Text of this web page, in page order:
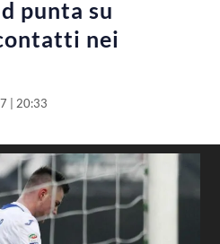
punta su
nei
| 20:33